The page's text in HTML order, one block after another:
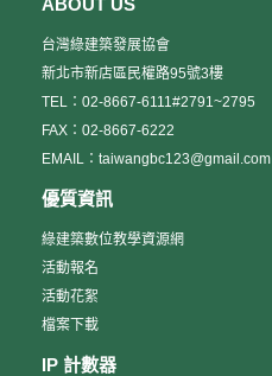
ABOUT US
台灣綠建築發展協會
新北市新店區民權路95號3樓
TEL：02-8667-6111#2791~2795
FAX：02-8667-6222
EMAIL：taiwangbc123@gmail.com
優質資訊
綠建築數位教學資源網
活動報名
活動花絮
檔案下載
IP 計數器